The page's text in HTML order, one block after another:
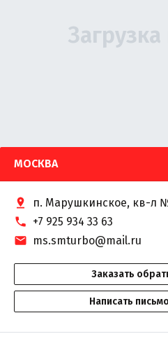
МОСКВА
п. Марушкинское, кв-л
+7 925 934 33 63
ms.smturbo@mail.ru
Заказать
Написать